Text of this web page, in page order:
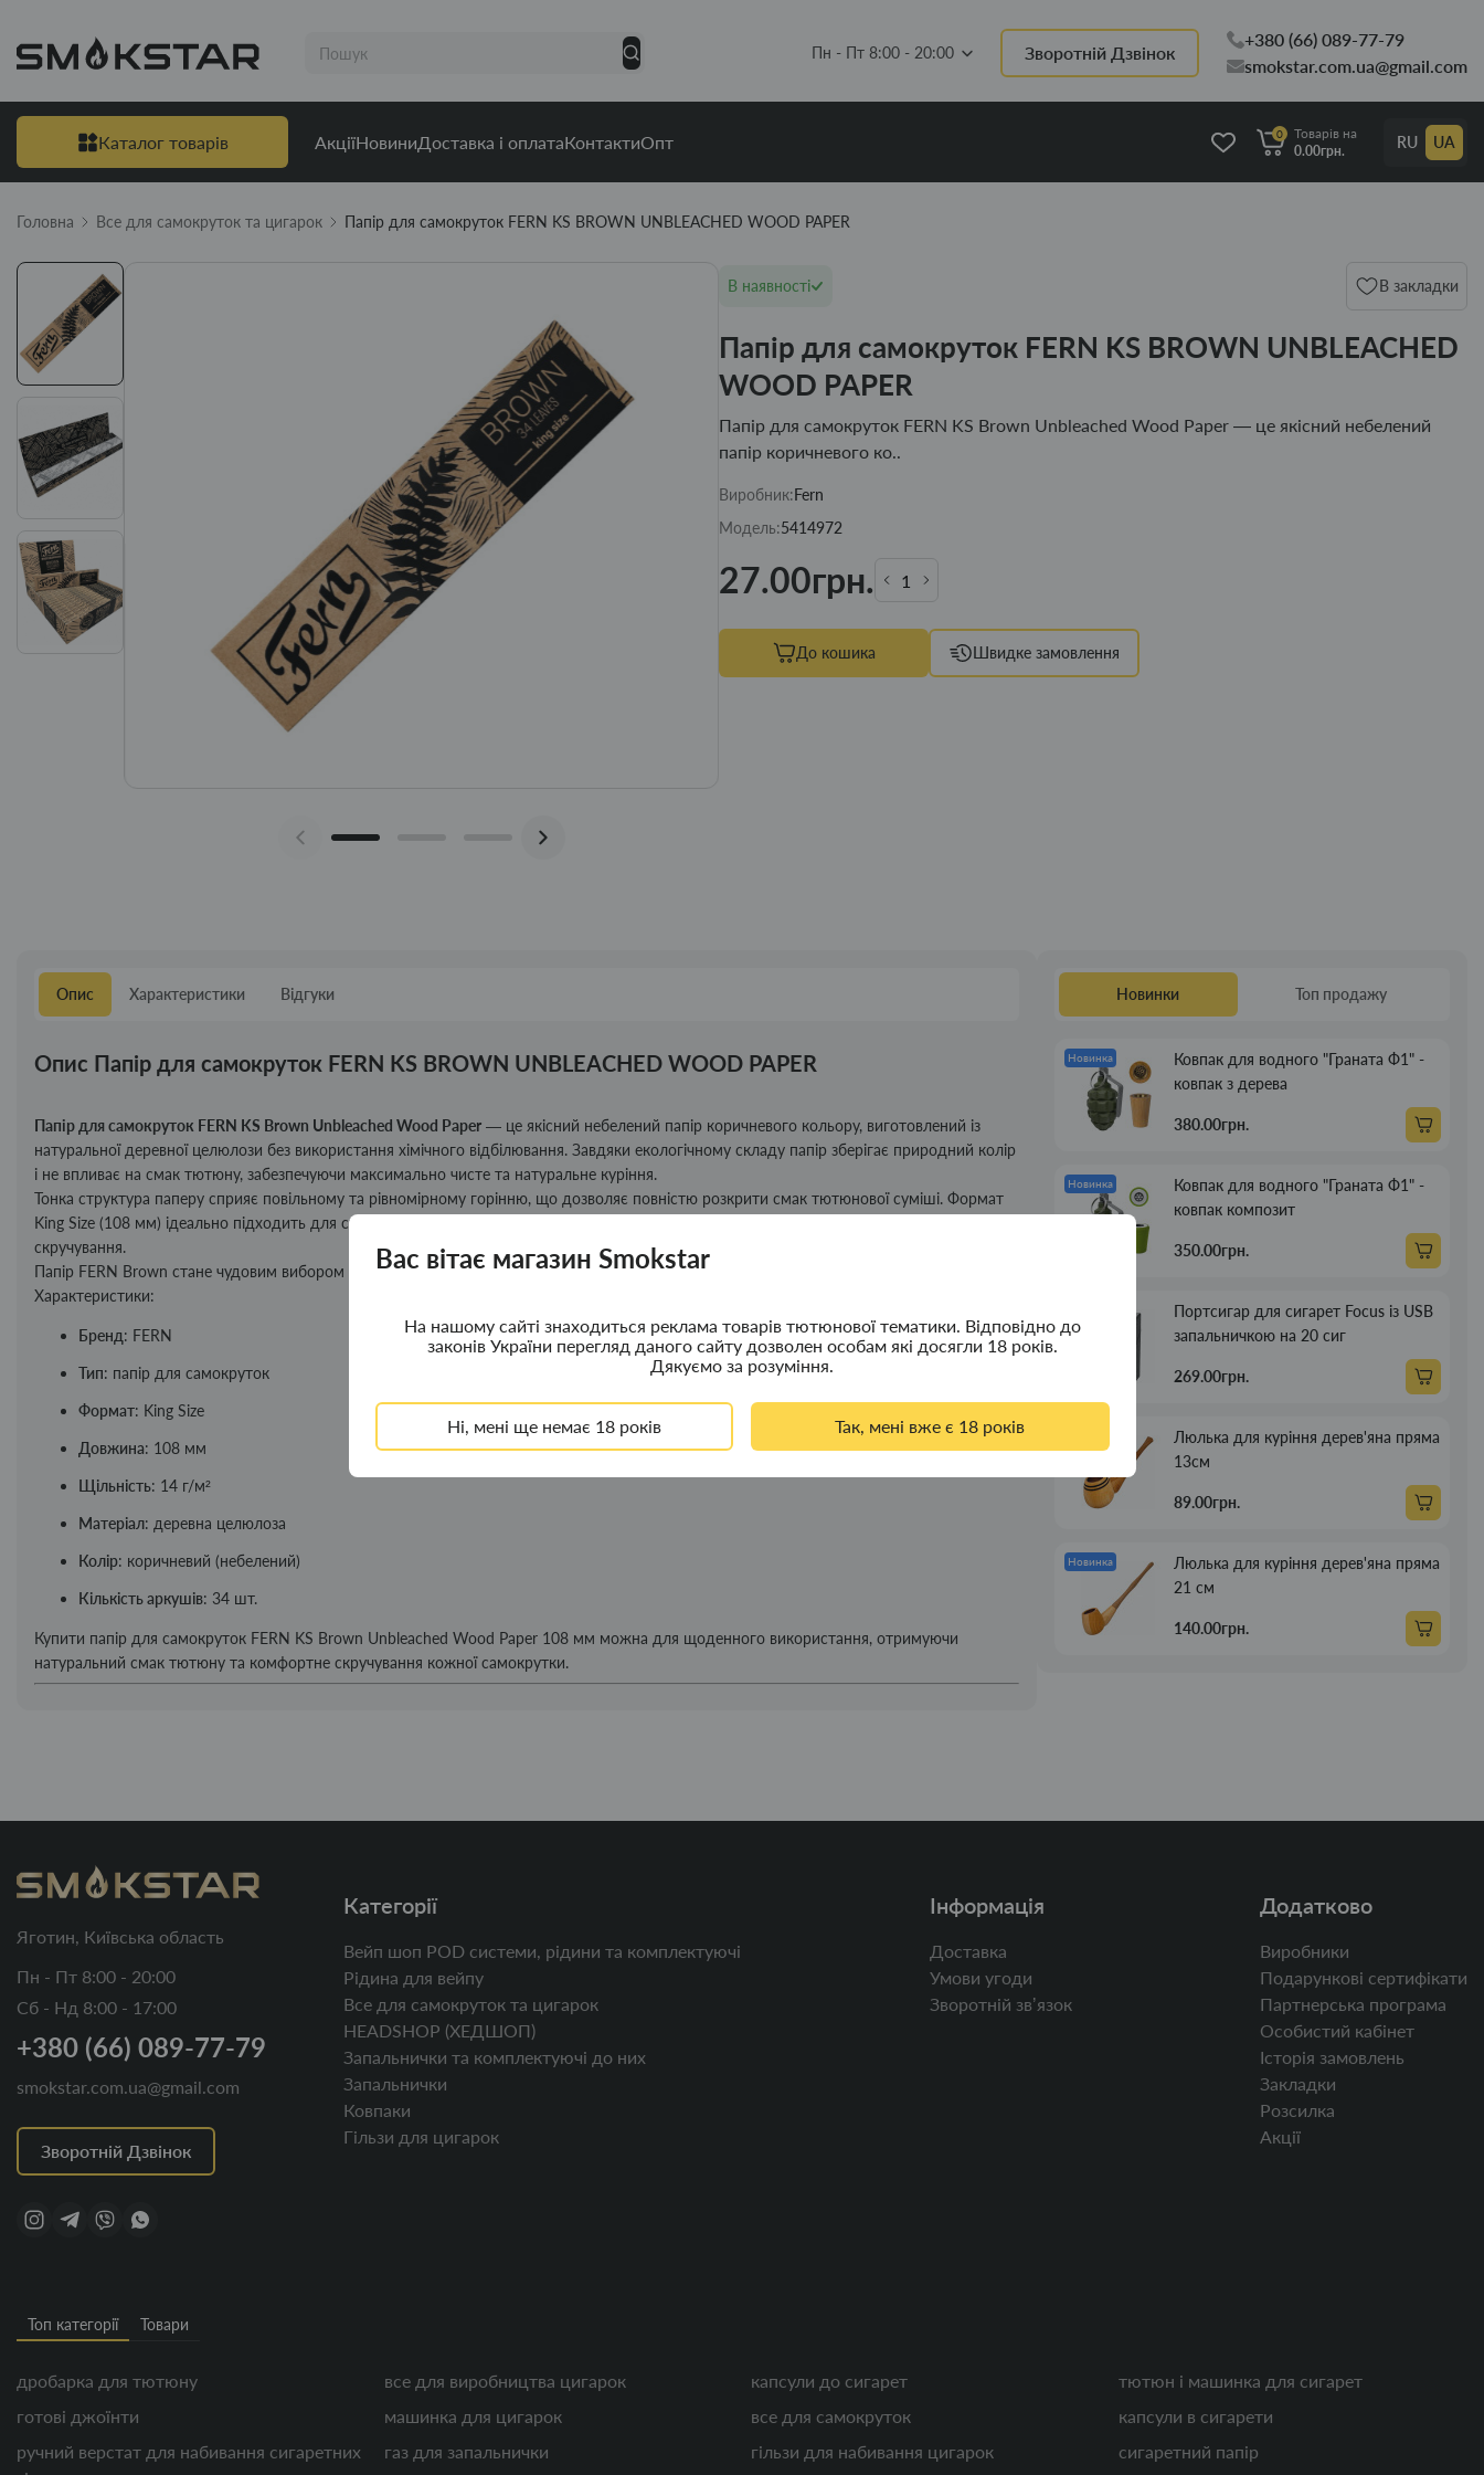
Вас вітає магазин Smokstar
На нашому сайті знаходиться реклама товарів тютюнової тематики. Відповідно до
законів України перегляд даного сайту дозволен особам які досягли 18 років.
Дякуємо за розуміння.
Ні, мені ще немає 18 років Так, мені вже є 18 років
Пн - Пт 8:00 - 20:00 Зворотній Дзвінок
+380 (66) 089-77-79
smokstar.com.ua@gmail.com
Каталог товарів АкціїНовиниДоставка і оплатаКонтактиОпт 0
Товарів на
0.00грн.
RU UA
Головна Все для самокруток та цигарок Папір для самокруток FERN KS BROWN UNBLEACHED WOOD PAPER
В наявності В закладки
Папір для самокруток FERN KS BROWN UNBLEACHED
WOOD PAPER
Папір для самокруток FERN KS Brown Unbleached Wood Paper — це якісний небелений
папір коричневого ко..
Виробник:Fern
Модель:5414972
27.00грн.
До кошика Швидке замовлення
Опис Характеристики Відгуки
Опис Папір для самокруток FERN KS BROWN UNBLEACHED WOOD PAPER
Папір для самокруток FERN KS Brown Unbleached Wood Paper — це якісний небелений папір коричневого кольору, виготовлений із
натуральної деревної целюлози без використання хімічного відбілювання. Завдяки екологічному складу папір зберігає природний колір
і не впливає на смак тютюну, забезпечуючи максимально чисте та натуральне куріння.
Тонка структура паперу сприяє повільному та рівномірному горінню, що дозволяє повністю розкрити смак тютюнової суміші. Формат
King Size (108 мм) ідеально підходить для створення довгих самокруток, а якісна клейова смужка забезпечує зручне та надійне
скручування.
Папір FERN Brown стане чудовим вибором для цінителів натуральних матеріалів, екологічності та комфортного куріння.
Характеристики:
Бренд: FERN
Тип: папір для самокруток
Формат: King Size
Довжина: 108 мм
Щільність: 14 г/м²
Матеріал: деревна целюлоза
Колір: коричневий (небелений)
Кількість аркушів: 34 шт.
Купити папір для самокруток FERN KS Brown Unbleached Wood Paper 108 мм можна для щоденного використання, отримуючи
натуральний смак тютюну та комфортне скручування кожної самокрутки.
Новинки Топ продажу
Новинка
Ковпак для водного "Граната Ф1" -
ковпак з дерева
380.00грн.
Новинка
Ковпак для водного "Граната Ф1" -
ковпак композит
350.00грн.
Портсигар для сигарет Focus із USB
запальничкою на 20 сиг
269.00грн.
Люлька для куріння дерев'яна пряма
13см
89.00грн.
Новинка
Люлька для куріння дерев'яна пряма
21 см
140.00грн.
Яготин, Київська область
Пн - Пт 8:00 - 20:00
Сб - Нд 8:00 - 17:00
+380 (66) 089-77-79
smokstar.com.ua@gmail.com
Зворотній Дзвінок
Категорії
Вейп шоп POD системи, рідини та комплектуючі
Рідина для вейпу
Все для самокруток та цигарок
HEADSHOP (ХЕДШОП)
Запальнички та комплектуючі до них
Запальнички
Ковпаки
Гільзи для цигарок
Інформація
Доставка
Умови угоди
Зворотній звʼязок
Додатково
Виробники
Подарункові сертифікати
Партнерська програма
Особистий кабінет
Історія замовлень
Закладки
Розсилка
Акції
Топ категорії Товари
дробарка для тютюну
готові джоїнти
ручний верстат для набивання сигаретних
все для виробництва цигарок
машинка для цигарок
газ для запальнички
капсули до сигарет
все для самокруток
гільзи для набивання цигарок
тютюн і машинка для сигарет
капсули в сигарети
сигаретний папір